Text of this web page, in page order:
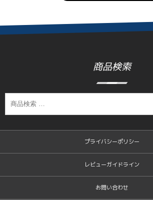
商品検索
プライバシーポリシー
レビューガイドライン
お問い合わせ